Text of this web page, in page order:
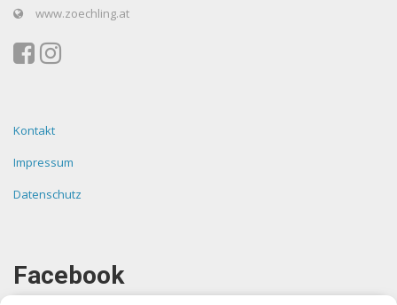
www.zoechling.at
Kontakt
Impressum
Datenschutz
Facebook